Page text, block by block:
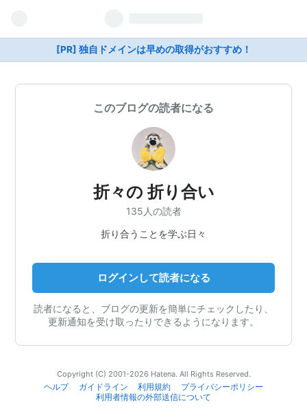
[PR] 独自ドメインは早めの取得がおすすめ！
このブログの読者になる
折々の 折り合い
135人の読者
折り合うことを学ぶ日々
ログインして読者になる
読者になると、ブログの更新を簡単にチェックしたり、
更新通知を受け取ったりできるようになります。
Copyright (C) 2001-2026 Hatena. All Rights Reserved.
ヘルプ
ガイドライン 利用規約
プライバシーポリシー
利用者情報の外部送信について